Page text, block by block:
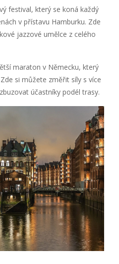
festival, který se koná každý
v přístavu Hamburku. Zde
jazzové umělce z celého
maraton v Německu, který
si můžete změřit síly s více
účastníky podél trasy.